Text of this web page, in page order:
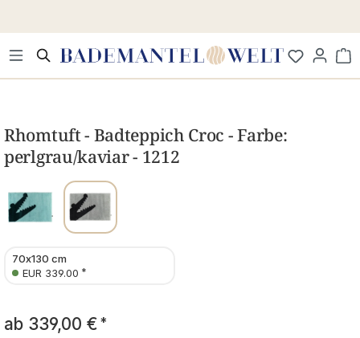
Rhomtuft - Badteppich Croc - Farbe:
perlgrau/kaviar - 1212
70x130 cm
EUR 339.00 *
ab 339,00 € *